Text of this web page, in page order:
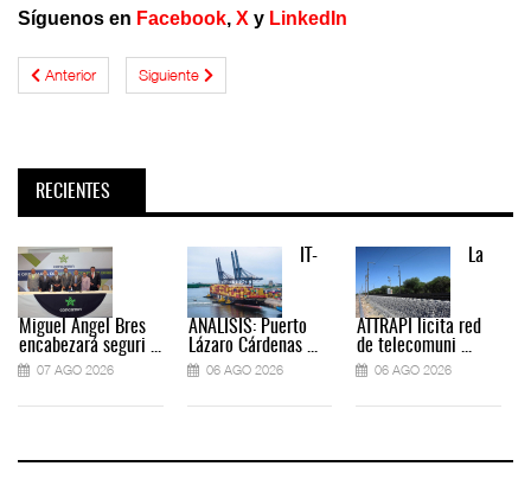
Síguenos en Facebook, X y LinkedIn
Anterior Siguiente
RECIENTES
Miguel Ángel Bres
encabezará seguri ...
07 AGO 2026
IT-
ANÁLISIS: Puerto
Lázaro Cárdenas ...
06 AGO 2026
La
ATTRAPI licita red
de telecomuni ...
06 AGO 2026